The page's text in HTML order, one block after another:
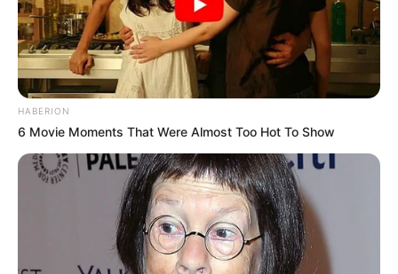
HABERION
6 Movie Moments That Were Almost Too Hot To Show